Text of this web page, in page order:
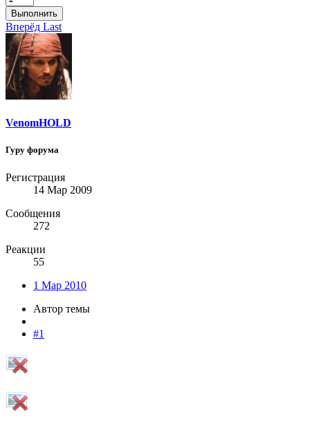
Выполнить
Вперёд Last
VenomHOLD
Гуру форума
Регистрация
14 Мар 2009
Сообщения
272
Реакции
55
1 Мар 2010
Автор темы
#1